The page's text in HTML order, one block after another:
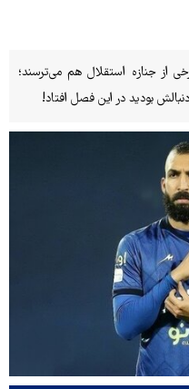
از جنازه استقلال هم می‌ترسند؛
بودید در این فصل افتاد!